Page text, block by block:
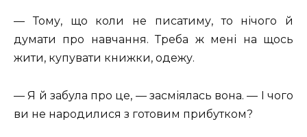
— Тому, що коли не писатиму, то нічого й
думати про навчання. Треба ж мені на щось
жити, купувати книжки, одежу.
— Я й забула про це, — засміялась вона. — І чого
ви не народилися з готовим прибутком?